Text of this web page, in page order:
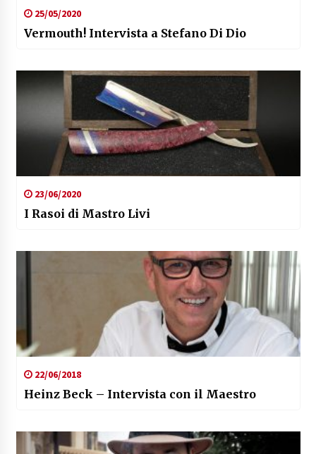
25/05/2020
Vermouth! Intervista a Stefano Di Dio
23/06/2020
I Rasoi di Mastro Livi
22/06/2018
Heinz Beck – Intervista con il Maestro